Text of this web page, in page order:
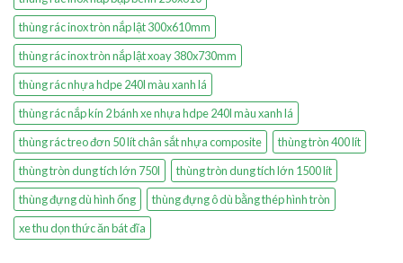
thùng rác inox tròn nắp lật 300x610mm
thùng rác inox tròn nắp lật xoay 380x730mm
thùng rác nhựa hdpe 240l màu xanh lá
thùng rác nắp kín 2 bánh xe nhựa hdpe 240l màu xanh lá
thùng rác treo đơn 50 lít chân sắt nhựa composite
thùng tròn 400 lít
thùng tròn dung tích lớn 750l
thùng tròn dung tích lớn 1500 lít
thùng đựng dù hình ống
thùng đựng ô dù bằng thép hình tròn
xe thu dọn thức ăn bát đĩa